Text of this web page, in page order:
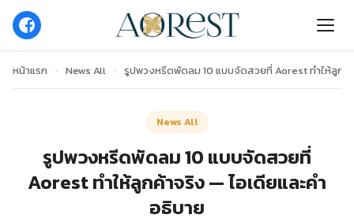
หน้าแรก › News All › รูปพวงหรีดพัดลม 10 แบบจัดสวยที่ Aorest ทำให้ลูกค้
News All
รูปพวงหรีดพัดลม 10 แบบจัดสวยที่
Aorest ทำให้ลูกค้าจริง — ไอเดียและคำ
อธิบาย